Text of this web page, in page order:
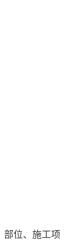
部位、施工项